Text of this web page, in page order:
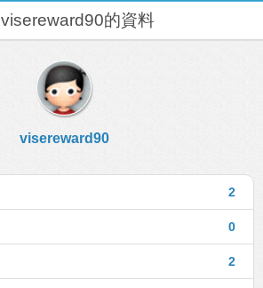
visereward90的資料
visereward90
2
0
2